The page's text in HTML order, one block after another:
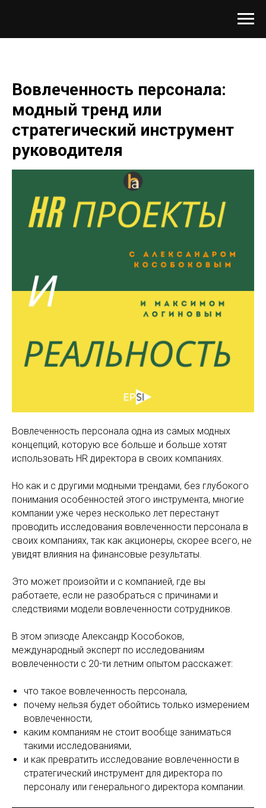
Вовлеченность персонала:
модный тренд или
стратегический инструмент
руководителя
Вовлеченность персонала одна из самых модных
концепций, которую все больше и больше хотят
использовать HR директора в своих компаниях.
Но как и с другими модными трендами, без глубокого
понимания особенностей этого инструмента, многие
компании уже через несколько лет перестанут
проводить исследования вовлеченности персонала в
своих компаниях, так как акционеры, скорее всего, не
увидят влияния на финансовые результаты.
Это может произойти и с компанией, где вы
работаете, если не разобраться с причинами и
следствиями модели вовлеченности сотрудников.
В этом эпизоде Александр Кособоков,
международный эксперт по исследованиям
вовлеченности с 20-ти летним опытом расскажет:
что такое вовлеченность персонала,
почему нельзя будет обойтись только измерением
вовлеченности,
каким компаниям не стоит вообще заниматься
такими исследованиями,
и как превратить исследование вовлеченности в
стратегический инструмент для директора по
персоналу или генерального директора компании.